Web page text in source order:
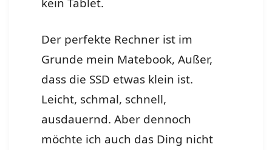
kein Tablet.
Der perfekte Rechner ist im
Grunde mein Matebook, Außer,
dass die SSD etwas klein ist.
Leicht, schmal, schnell,
ausdauernd. Aber dennoch
möchte ich auch das Ding nicht